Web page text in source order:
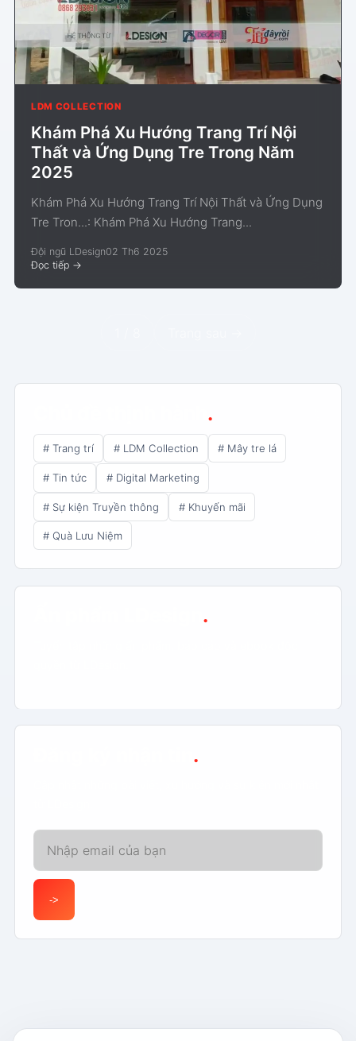
LDM COLLECTION
Khám Phá Xu Hướng Trang Trí Nội
Thất và Ứng Dụng Tre Trong Năm
2025
Khám Phá Xu Hướng Trang Trí Nội Thất và Ứng Dụng
Tre Tron...: Khám Phá Xu Hướng Trang...
Đội ngũ LDesign02 Th6 2025
Đọc tiếp ->
.
# Trang trí # LDM Collection # Mây tre lá
# Tin tức # Digital Marketing
# Sự kiện Truyền thông # Khuyến mãi
# Quà Lưu Niệm
.
.
Email của bạn
->